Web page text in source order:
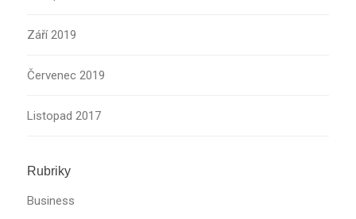
Září 2019
Červenec 2019
Listopad 2017
Rubriky
Business